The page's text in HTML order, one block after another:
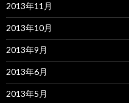
2013年11月
2013年10月
2013年9月
2013年6月
2013年5月